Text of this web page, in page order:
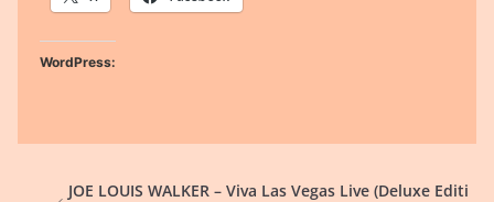
WordPress:
JOE LOUIS WALKER – Viva Las Vegas Live (Deluxe Editi